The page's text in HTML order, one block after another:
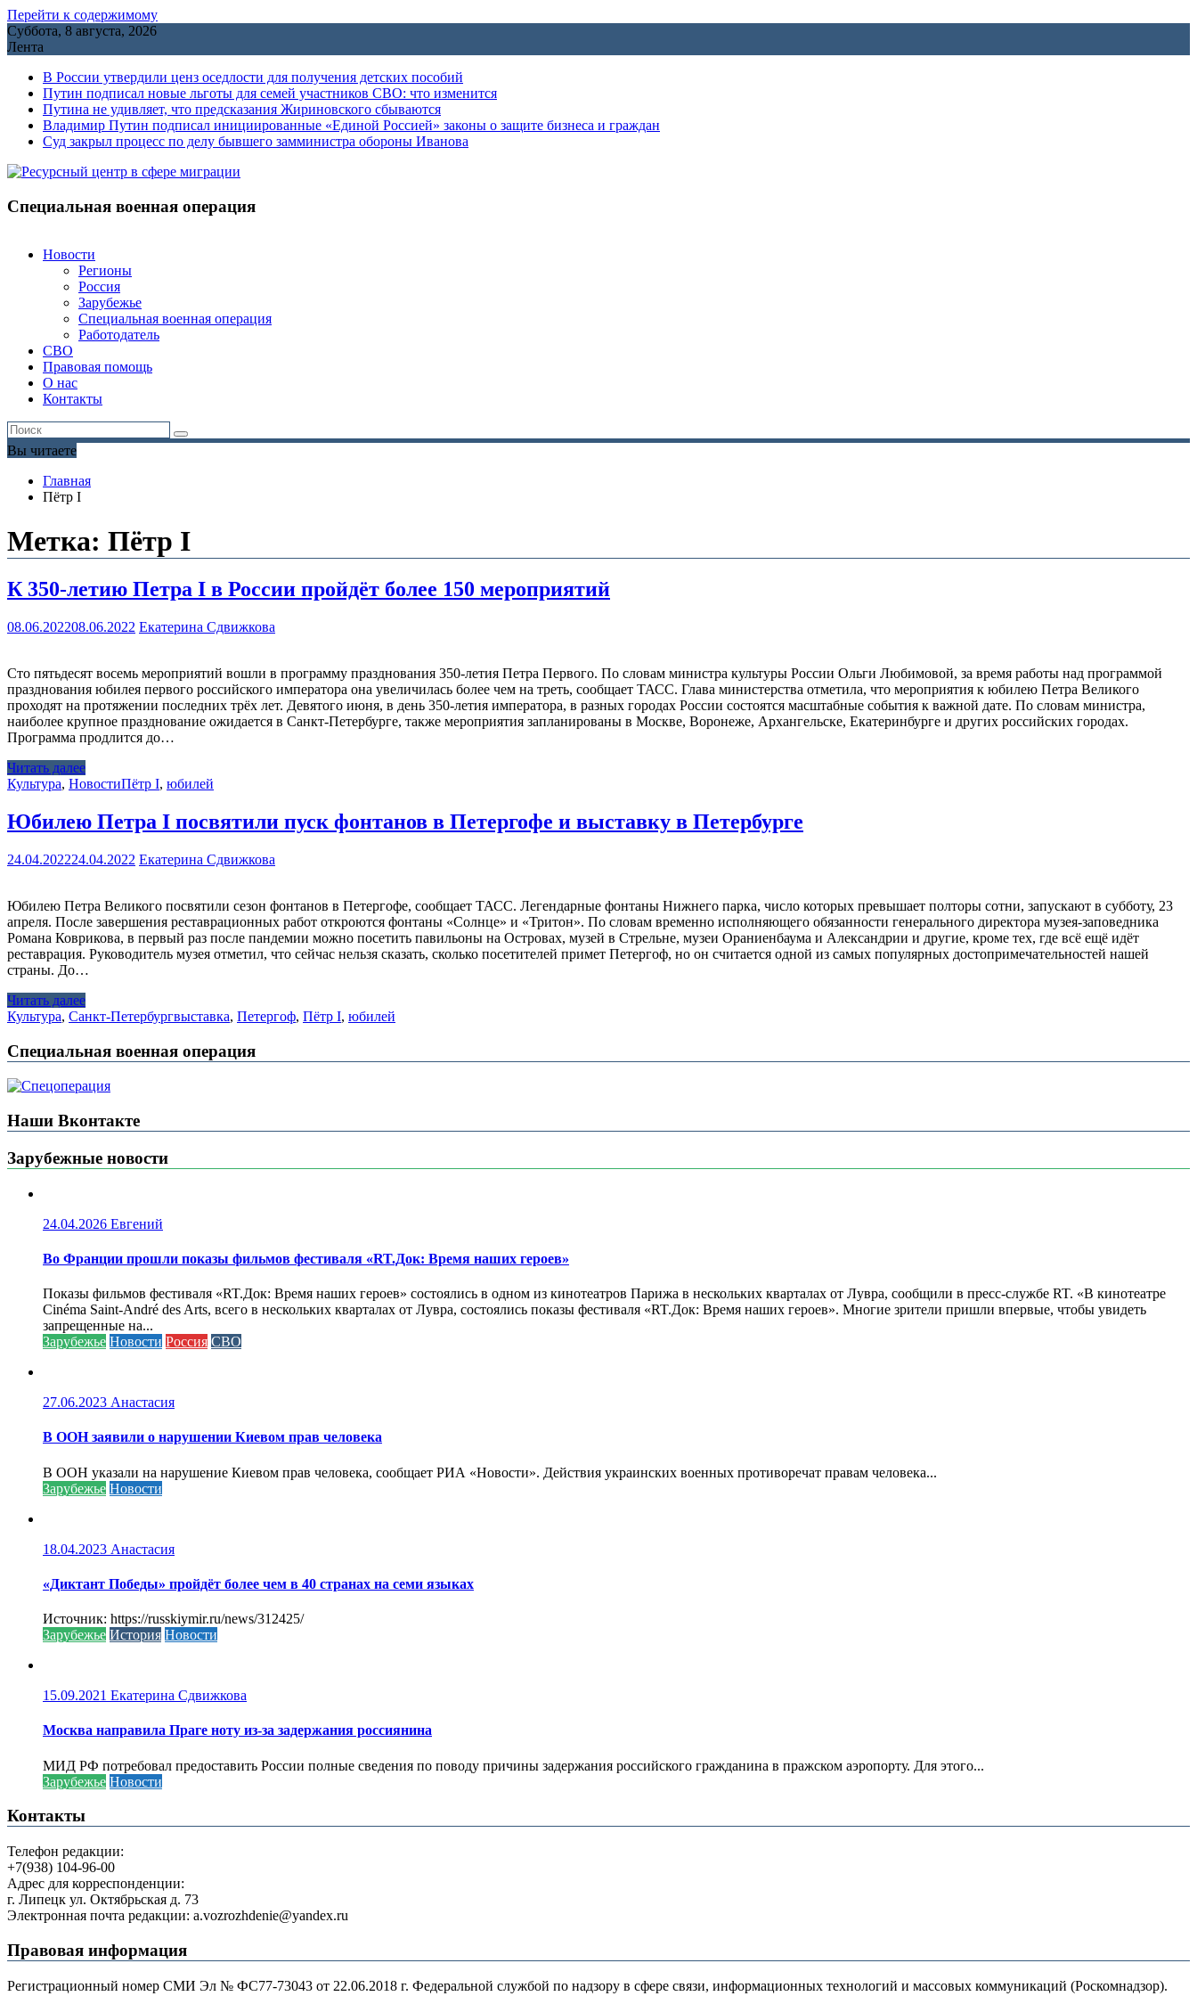
Перейти к содержимому
Суббота, 8 августа, 2026
Лента
В России утвердили ценз оседлости для получения детских пособий
Путин подписал новые льготы для семей участников СВО: что изменится
Путина не удивляет, что предсказания Жириновского сбываются
Владимир Путин подписал инициированные «Единой Россией» законы о защите бизнеса и граждан
Cуд закрыл процесс по делу бывшего замминистра обороны Иванова
Специальная военная операция
Новости
Регионы
Россия
Зарубежье
Специальная военная операция
Работодатель
СВО
Правовая помощь
О нас
Контакты
Вы читаете
Главная
Пётр I
Метка: Пётр I
К 350-летию Петра I в России пройдёт более 150 мероприятий
08.06.202208.06.2022 Екатерина Сдвижкова
Сто пятьдесят восемь мероприятий вошли в программу празднования 350-летия Петра Первого. По словам министра культуры России Ольги Любимовой, за время работы над программой
празднования юбилея первого российского императора она увеличилась более чем на треть, сообщает ТАСС. Глава министерства отметила, что мероприятия к юбилею Петра Великого
проходят на протяжении последних трёх лет. Девятого июня, в день 350-летия императора, в разных городах России состоятся масштабные события к важной дате. По словам министра,
наиболее крупное празднование ожидается в Санкт-Петербурге, также мероприятия запланированы в Москве, Воронеже, Архангельске, Екатеринбурге и других российских городах.
Программа продлится до…
Читать далее
Культура, НовостиПётр I, юбилей
Юбилею Петра I посвятили пуск фонтанов в Петергофе и выставку в Петербурге
24.04.202224.04.2022 Екатерина Сдвижкова
Юбилею Петра Великого посвятили сезон фонтанов в Петергофе, сообщает ТАСС. Легендарные фонтаны Нижнего парка, число которых превышает полторы сотни, запускают в субботу, 23
апреля. После завершения реставрационных работ откроются фонтаны «Солнце» и «Тритон». По словам временно исполняющего обязанности генерального директора музея-заповедника
Романа Коврикова, в первый раз после пандемии можно посетить павильоны на Островах, музей в Стрельне, музеи Ораниенбаума и Александрии и другие, кроме тех, где всё ещё идёт
реставрация. Руководитель музея отметил, что сейчас нельзя сказать, сколько посетителей примет Петергоф, но он считается одной из самых популярных достопримечательностей нашей
страны. До…
Читать далее
Культура, Санкт-Петербургвыставка, Петергоф, Пётр I, юбилей
Специальная военная операция
Наши Вконтакте
Зарубежные новости
24.04.2026 Евгений
Во Франции прошли показы фильмов фестиваля «RT.Док: Время наших героев»
Показы фильмов фестиваля «RT.Док: Время наших героев» состоялись в одном из кинотеатров Парижа в нескольких кварталах от Лувра, сообщили в пресс-службе RT. «В кинотеатре
Cinéma Saint-André des Arts, всего в нескольких кварталах от Лувра, состоялись показы фестиваля «RT.Док: Время наших героев». Многие зрители пришли впервые, чтобы увидеть
запрещенные на...
Зарубежье Новости Россия СВО
27.06.2023 Анастасия
В ООН заявили о нарушении Киевом прав человека
В ООН указали на нарушение Киевом прав человека, сообщает РИА «Новости». Действия украинских военных противоречат правам человека...
Зарубежье Новости
18.04.2023 Анастасия
«Диктант Победы» пройдёт более чем в 40 странах на семи языках
Источник: https://russkiymir.ru/news/312425/
Зарубежье История Новости
15.09.2021 Екатерина Сдвижкова
Москва направила Праге ноту из-за задержания россиянина
МИД РФ потребовал предоставить России полные сведения по поводу причины задержания российского гражданина в пражском аэропорту. Для этого...
Зарубежье Новости
Контакты
Телефон редакции:
+7(938) 104-96-00
Адрес для корреспонденции:
г. Липецк ул. Октябрьская д. 73
Электронная почта редакции: a.vozrozhdenie@yandex.ru
Правовая информация
Регистрационный номер СМИ Эл № ФС77-73043 от 22.06.2018 г. Федеральной службой по надзору в сфере связи, информационных технологий и массовых коммуникаций (Роскомнадзор).